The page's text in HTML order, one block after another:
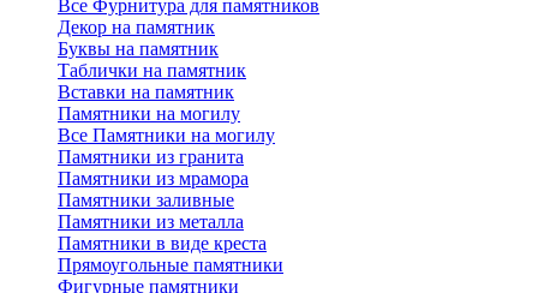
Все Фурнитура для памятников
Декор на памятник
Буквы на памятник
Таблички на памятник
Вставки на памятник
Памятники на могилу
Все Памятники на могилу
Памятники из гранита
Памятники из мрамора
Памятники заливные
Памятники из металла
Памятники в виде креста
Прямоугольные памятники
Фигурные памятники